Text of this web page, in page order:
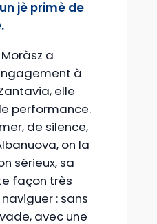
jè primè de
a
à
elle
performance.
de silence,
on la
sérieux, sa
façon très
: sans
avec une